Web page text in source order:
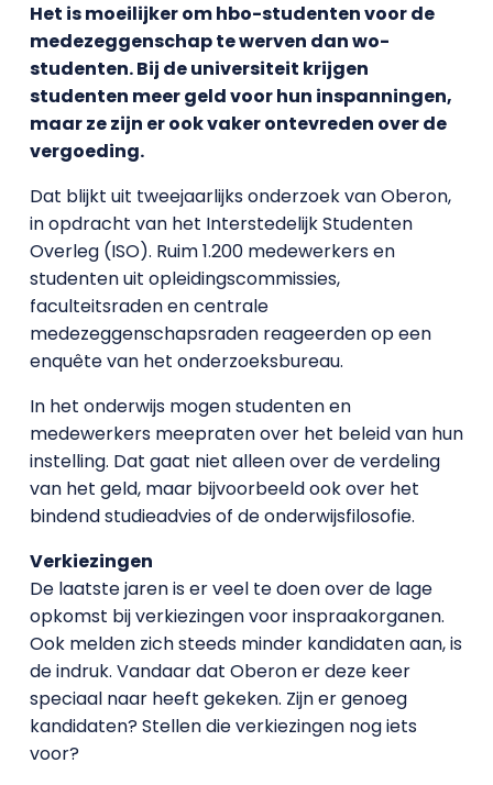
Het is moeilijker om hbo-studenten voor de
medezeggenschap te werven dan wo-
studenten. Bij de universiteit krijgen
studenten meer geld voor hun inspanningen,
maar ze zijn er ook vaker ontevreden over de
vergoeding.
Dat blijkt uit tweejaarlijks onderzoek van Oberon,
in opdracht van het Interstedelijk Studenten
Overleg (ISO). Ruim 1.200 medewerkers en
studenten uit opleidingscommissies,
faculteitsraden en centrale
medezeggenschapsraden reageerden op een
enquête van het onderzoeksbureau.
In het onderwijs mogen studenten en
medewerkers meepraten over het beleid van hun
instelling. Dat gaat niet alleen over de verdeling
van het geld, maar bijvoorbeeld ook over het
bindend studieadvies of de onderwijsfilosofie.
Verkiezingen
De laatste jaren is er veel te doen over de lage
opkomst bij verkiezingen voor inspraakorganen.
Ook melden zich steeds minder kandidaten aan, is
de indruk. Vandaar dat Oberon er deze keer
speciaal naar heeft gekeken. Zijn er genoeg
kandidaten? Stellen die verkiezingen nog iets
voor?